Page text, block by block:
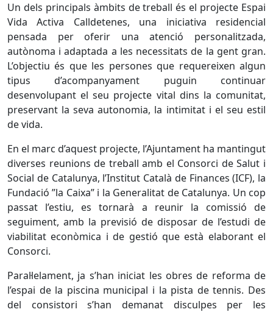
Un dels principals àmbits de treball és el projecte Espai
Vida Activa Calldetenes, una iniciativa residencial
pensada per oferir una atenció personalitzada,
autònoma i adaptada a les necessitats de la gent gran.
L’objectiu és que les persones que requereixen algun
tipus d’acompanyament puguin continuar
desenvolupant el seu projecte vital dins la comunitat,
preservant la seva autonomia, la intimitat i el seu estil
de vida.
En el marc d’aquest projecte, l’Ajuntament ha mantingut
diverses reunions de treball amb el Consorci de Salut i
Social de Catalunya, l’Institut Català de Finances (ICF), la
Fundació ”la Caixa” i la Generalitat de Catalunya. Un cop
passat l’estiu, es tornarà a reunir la comissió de
seguiment, amb la previsió de disposar de l’estudi de
viabilitat econòmica i de gestió que està elaborant el
Consorci.
Paral·lelament, ja s’han iniciat les obres de reforma de
l’espai de la piscina municipal i la pista de tennis. Des
del consistori s’han demanat disculpes per les